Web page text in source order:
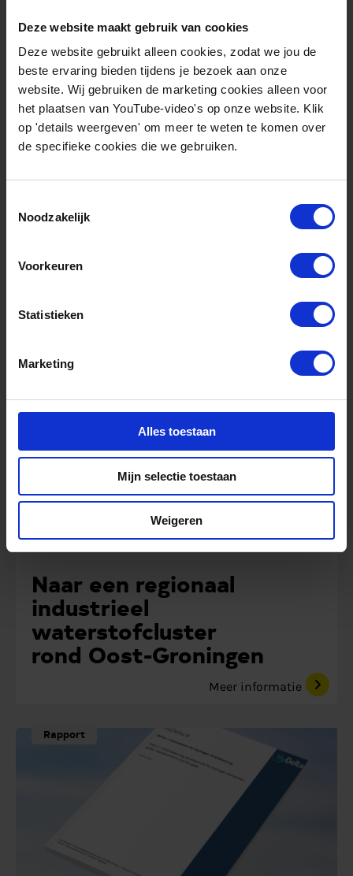
Deze website maakt gebruik van cookies
Deze website gebruikt alleen cookies, zodat we jou de
beste ervaring bieden tijdens je bezoek aan onze
website. Wij gebruiken de marketing cookies alleen voor
het plaatsen van YouTube-video's op onze website. Klik
op 'details weergeven' om meer te weten te komen over
de specifieke cookies die we gebruiken.
Noodzakelijk
Voorkeuren
Statistieken
Marketing
Alles toestaan
Mijn selectie toestaan
Weigeren
Gerelateerde artikelen
Waterstofcluster
Naar een regionaal
industrieel
waterstofcluster
rond Oost-Groningen
Meer informatie
Rapport